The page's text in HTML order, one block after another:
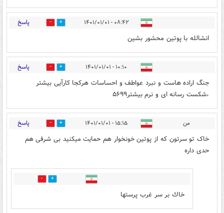
۰۸:۴۲ - ۱۴۰۱/۰۱/۰۱ 1 پاسخ
انشالله با پوتین محشور بشین
۱۰:۱۰ - ۱۴۰۱/۰۱/۰۱ 0 پاسخ
جنگ اراده هاست و نبرد عواطف و احساسات هرکجا کارآیی بیشتر
،شکست رسانه ای و نرم بیشتر۵۶۹۹
من ۱۵:۱۵ - ۱۴۰۱/۰۱/۰۱ 2 پاسخ
خاک تو سرتون که از پوتین خونخوار هم حمایت میکنید بی شرفی هم
حدی داره
2
خاك بر سر غرب پرستها